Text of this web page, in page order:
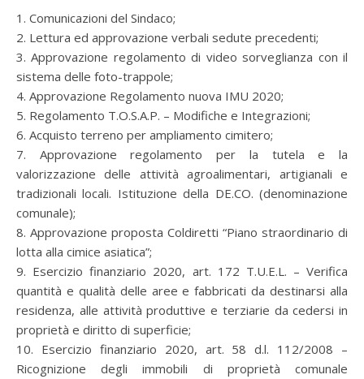
1. Comunicazioni del Sindaco;
2. Lettura ed approvazione verbali sedute precedenti;
3. Approvazione regolamento di video sorveglianza con il
sistema delle foto-trappole;
4. Approvazione Regolamento nuova IMU 2020;
5. Regolamento T.O.S.A.P. – Modifiche e Integrazioni;
6. Acquisto terreno per ampliamento cimitero;
7. Approvazione regolamento per la tutela e la
valorizzazione delle attività agroalimentari, artigianali e
tradizionali locali. Istituzione della DE.CO. (denominazione
comunale);
8. Approvazione proposta Coldiretti “Piano straordinario di
lotta alla cimice asiatica”;
9. Esercizio finanziario 2020, art. 172 T.U.E.L. – Verifica
quantità e qualità delle aree e fabbricati da destinarsi alla
residenza, alle attività produttive e terziarie da cedersi in
proprietà e diritto di superficie;
10. Esercizio finanziario 2020, art. 58 d.l. 112/2008 –
Ricognizione degli immobili di proprietà comunale